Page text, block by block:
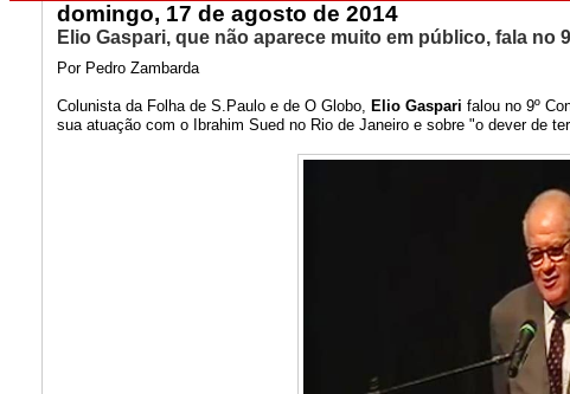
domingo, 17 de agosto de 2014
Elio Gaspari, que não aparece muito em público, fala no
Por Pedro Zambarda
Colunista da Folha de S.Paulo e de O Globo,Elio Gaspari falou no 9º
sua atuação com o Ibrahim Sued no Rio de Janeiro e sobre "o dever de